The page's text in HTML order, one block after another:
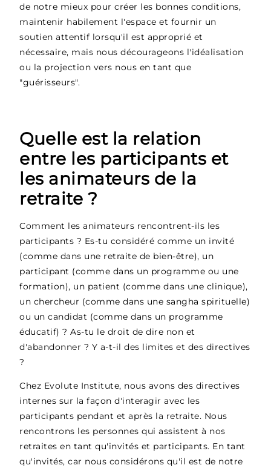
de notre mieux pour créer les bonnes conditions,
maintenir habilement l'espace et fournir un
soutien attentif lorsqu'il est approprié et
nécessaire, mais nous décourageons l'idéalisation
ou la projection vers nous en tant que
"guérisseurs".
Quelle est la relation
entre les participants et
les animateurs de la
retraite ?
Comment les animateurs rencontrent-ils les
participants ? Es-tu considéré comme un invité
(comme dans une retraite de bien-être), un
participant (comme dans un programme ou une
formation), un patient (comme dans une clinique),
un chercheur (comme dans une sangha spirituelle)
ou un candidat (comme dans un programme
éducatif) ? As-tu le droit de dire non et
d'abandonner ? Y a-t-il des limites et des directives
?
Chez Evolute Institute, nous avons des directives
internes sur la façon d'interagir avec les
participants pendant et après la retraite. Nous
rencontrons les personnes qui assistent à nos
retraites en tant qu'invités et participants. En tant
qu'invités, car nous considérons qu'il est de notre